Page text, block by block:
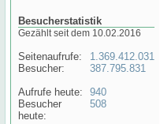
Besucherstatistik
Gezählt seit dem 10.02.2016
Seitenaufrufe:
Besucher:
Aufrufe heute:
Besucher
heute:
1.369.412.031
387.795.831
940
508